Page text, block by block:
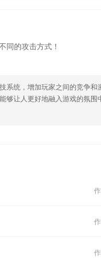
同的攻击方式！
系统，增加玩家之间的竞争和
够让人更好地融入游戏的氛围